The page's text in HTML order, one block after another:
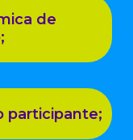
de
participante;